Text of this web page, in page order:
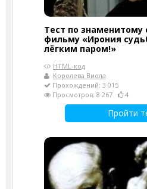
Тест по знаменитому
фильму «Ирония
лёгким паром!»
HTML-код
Королева Виола
Прохождений: 3 015
Просмотров: 8 267
4
Пройти